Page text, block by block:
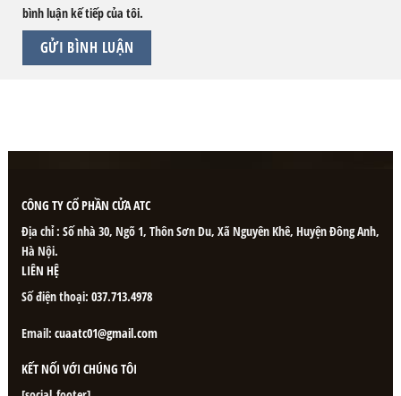
bình luận kế tiếp của tôi.
CÔNG TY CỔ PHẦN CỬA ATC
Địa chỉ : Số nhà 30, Ngõ 1, Thôn Sơn Du, Xã Nguyên Khê, Huyện Đông Anh,
Hà Nội.
LIÊN HỆ
Số điện thoại: 037.713.4978
Email: cuaatc01@gmail.com
KẾT NỐI VỚI CHÚNG TÔI